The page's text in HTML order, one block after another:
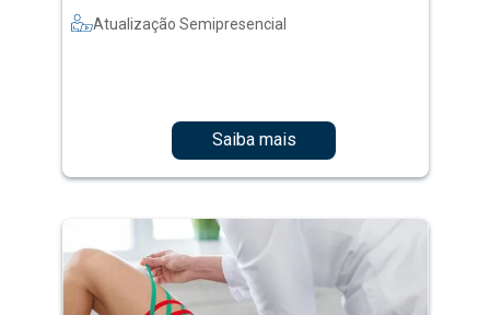
Atualização Semipresencial
Saiba mais